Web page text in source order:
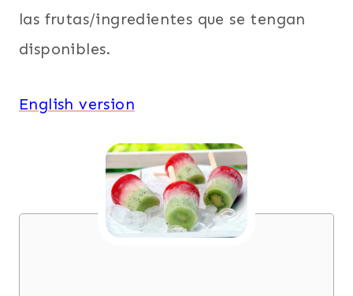
las frutas/ingredientes que se tengan
disponibles.
English version